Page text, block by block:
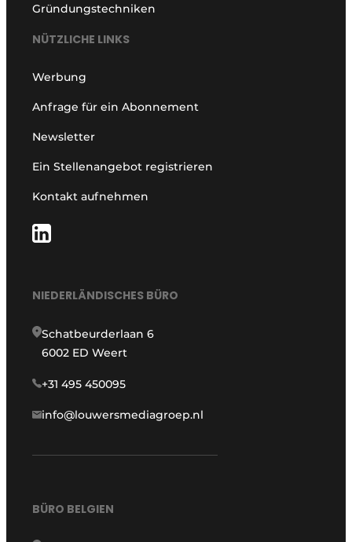
Gründungstechniken
NÜTZLICHE LINKS
Werbung
Anfrage für ein Abonnement
Newsletter
Ein Stellenangebot registrieren
Kontakt aufnehmen
NIEDERLÄNDISCHES BÜRO
Schatbeurderlaan 6
6002 ED Weert
+31 495 450095
info@louwersmediagroep.nl
BÜRO BELGIEN